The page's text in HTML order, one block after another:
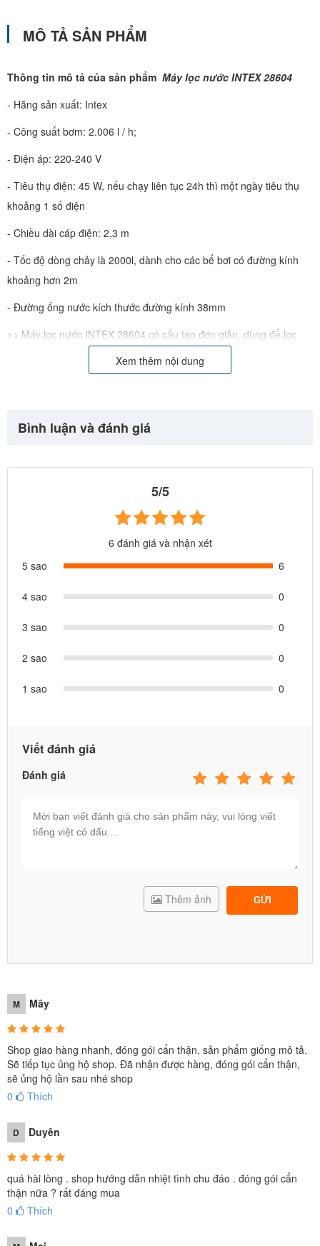
MÔ TẢ SẢN PHẨM
Thông tin mô tả của sản phẩm Máy lọc nước INTEX 28604
- Hãng sản xuất: Intex
- Công suất bơm: 2.006 l / h;
- Điện áp: 220-240 V
- Tiêu thụ điện: 45 W, nếu chạy liên tục 24h thì một ngày tiêu thụ
khoảng 1 số điện
- Chiều dài cáp điện: 2,3 m
- Tốc độ dòng chảy là 2000l, dành cho các bể bơi có đường kính
khoảng hơn 2m
- Đường ống nước kích thước đường kính 38mm
>> Máy lọc nước INTEX 28604 có cấu tạo đơn giản, dùng để lọc
nước cho bể bơi nhà bạn, giúp nước sạch và trong hơn, kết hợp với
việc lau rửa bể thường xuyên sẽ giúp bảo vệ người sử dụng tránh
Xem thêm nội dung
Bình luận và đánh giá
5/5
6 đánh giá và nhận xét
5 sao
6
4 sao 0
3 sao 0
2 sao 0
1 sao 0
Viết đánh giá
Đánh giá
GỬI
Thêm ảnh
M Mây
Shop giao hàng nhanh, đóng gói cẩn thận, sản phẩm giống mô tả.
Sẽ tiếp tục ủng hộ shop. Đã nhận được hàng, đóng gói cẩn thận,
sẽ ủng hộ lần sau nhé shop
0
Thích
D Duyên
quá hài lòng . shop hướng dẫn nhiệt tình chu đáo . đóng gói cẩn
thận nữa ? rất đáng mua
0
Thích